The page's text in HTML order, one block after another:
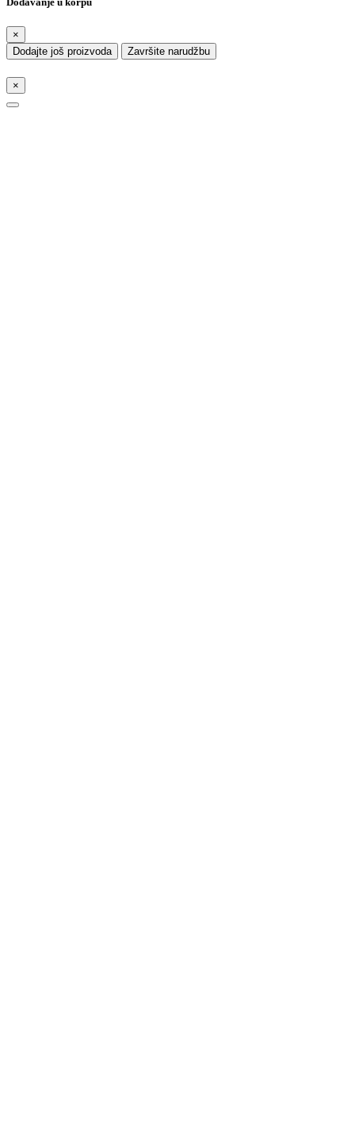
×
Dodajte još proizvoda
Završite narudžbu
×